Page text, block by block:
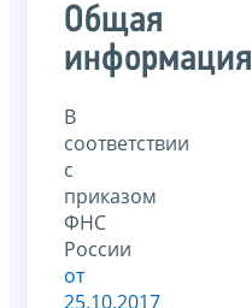
Общая
информация
В
соответствии
с
приказом
ФНС
России
от
25.10.2017